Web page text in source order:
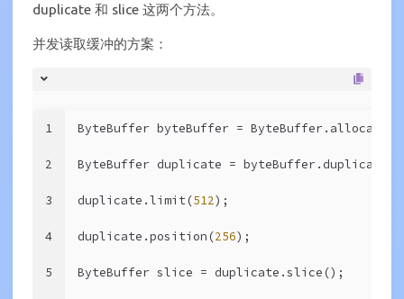
duplicate 和 slice 这两个方法。
并发读取缓冲的方案：
1
2
3
4
5
ByteBuffer byteBuffer =
ByteBuffer duplicate =
duplicate.limit(512);
duplicate.position(256);
ByteBuffer slice = duplicate.slice();